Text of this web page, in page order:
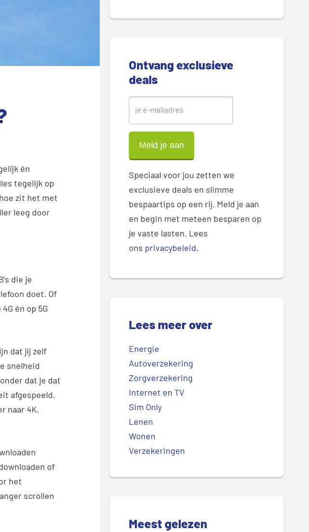
én
tegelijk op
zit het met
leeg door
die je
doet. Of
én op 5G
dat jij zelf
snelheid
dat je dat
afgespeeld.
naar 4K.
of
het
scrollen
e
Ontvang exclusieve
deals
Speciaal voor jou zetten we
exclusieve deals en slimme
bespaartips op een rij. Meld je aan
en begin met meteen besparen op
je vaste lasten. Lees
ons privacybeleid.
Lees meer over
Energie
Autoverzekering
Zorgverzekering
Internet en TV
Sim Only
Lenen
Wonen
Verzekeringen
Meest gelezen